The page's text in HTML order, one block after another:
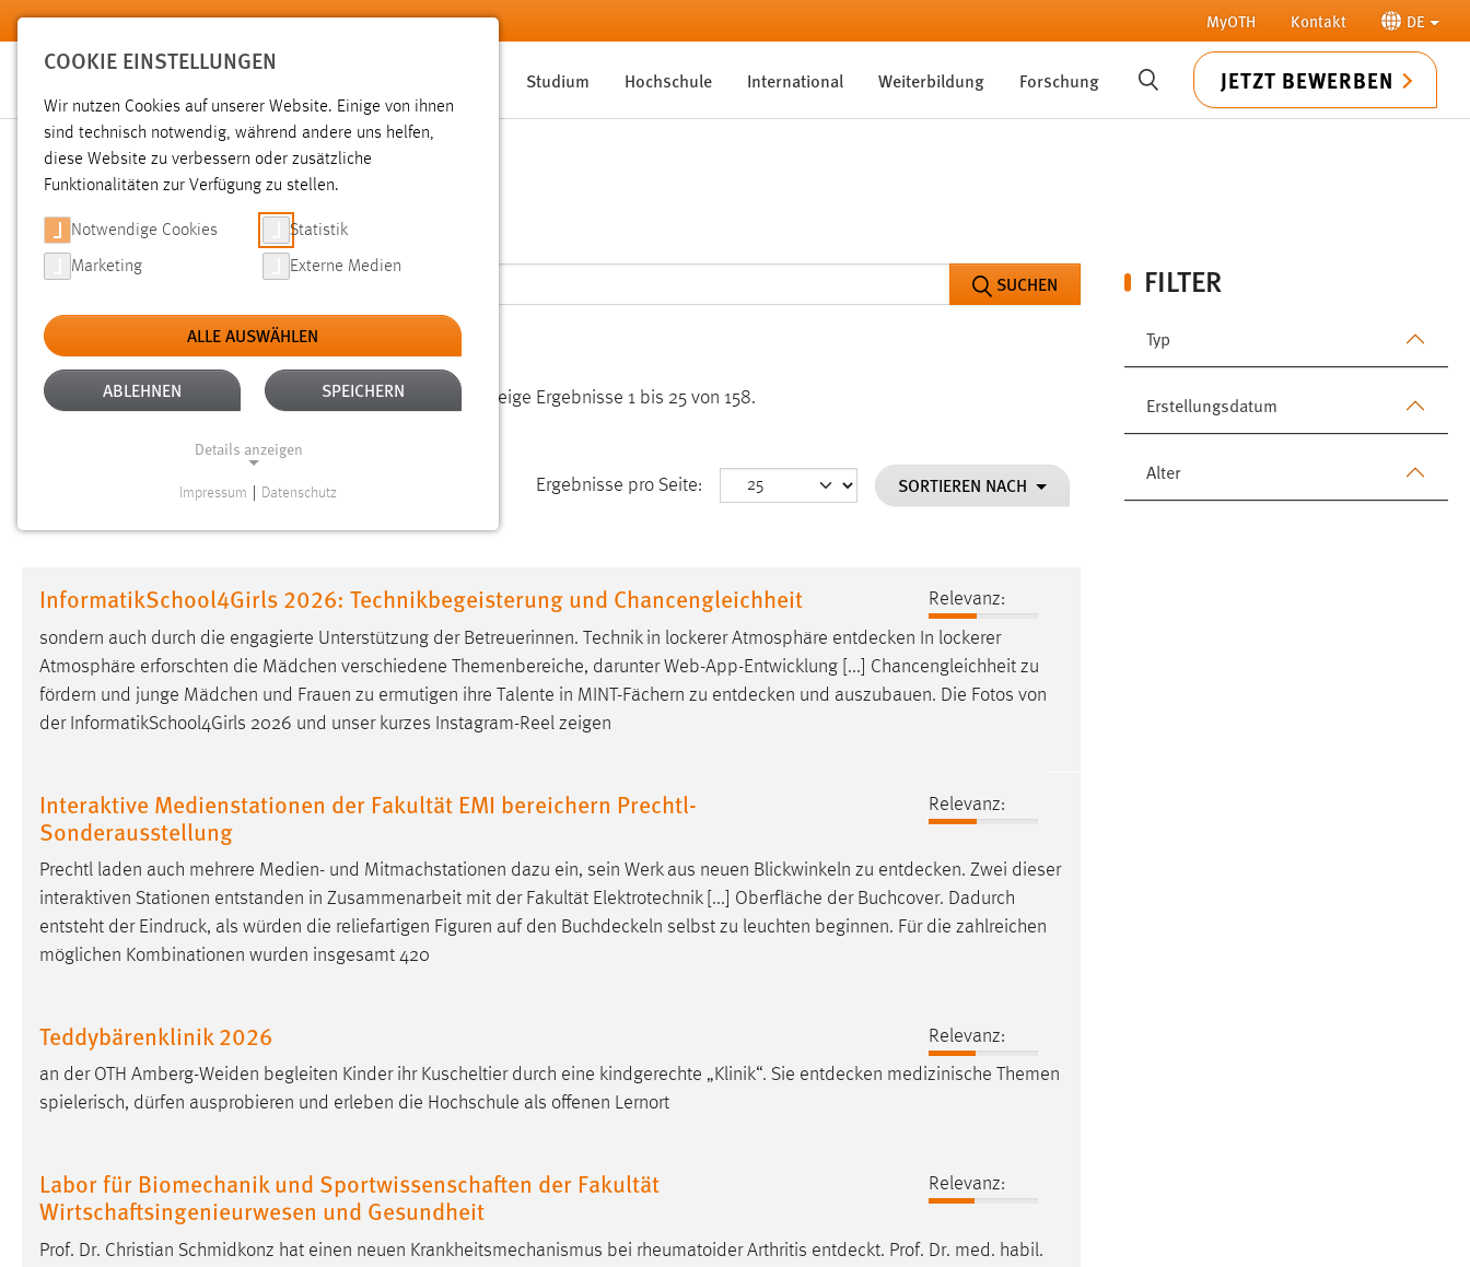
Zum Hauptinhalt springen MyOTH Kontakt DE
Studium Hochschule International Weiterbildung Forschung SUCHE JETZT BEWERBEN
SUCHE
FILTER
Typ
Erstellungsdatum
Alter
SUCHEN
Aktive Filter: TYP: SEITEN ALLE FILTER ENTFERNEN
Gesucht nach "deck". Es wurden 158 Ergebnisse gefunden. Zeige Ergebnisse 1 bis 25 von 158.
Ergebnisse pro Seite: SORTIEREN NACH
InformatikSchool4Girls 2026: Technikbegeisterung und Chancengleichheit
Relevanz:
sondern auch durch die engagierte Unterstützung der Betreuerinnen. Technik in lockerer Atmosphäre entdecken In lockerer
Atmosphäre erforschten die Mädchen verschiedene Themenbereiche, darunter Web-App-Entwicklung [...] Chancengleichheit zu
fördern und junge Mädchen und Frauen zu ermutigen ihre Talente in MINT-Fächern zu entdecken und auszubauen. Die Fotos von
der InformatikSchool4Girls 2026 und unser kurzes Instagram-Reel zeigen
Interaktive Medienstationen der Fakultät EMI bereichern Prechtl-
Sonderausstellung
Relevanz:
Prechtl laden auch mehrere Medien- und Mitmachstationen dazu ein, sein Werk aus neuen Blickwinkeln zu entdecken. Zwei dieser
interaktiven Stationen entstanden in Zusammenarbeit mit der Fakultät Elektrotechnik [...] Oberfläche der Buchcover. Dadurch
entsteht der Eindruck, als würden die reliefartigen Figuren auf den Buchdeckeln selbst zu leuchten beginnen. Für die zahlreichen
möglichen Kombinationen wurden insgesamt 420
Teddybärenklinik 2026
Relevanz:
an der OTH Amberg-Weiden begleiten Kinder ihr Kuscheltier durch eine kindgerechte „Klinik“. Sie entdecken medizinische Themen
spielerisch, dürfen ausprobieren und erleben die Hochschule als offenen Lernort
Labor für Biomechanik und Sportwissenschaften der Fakultät
Wirtschaftsingenieurwesen und Gesundheit
Relevanz:
Prof. Dr. Christian Schmidkonz hat einen neuen Krankheitsmechanismus bei rheumatoider Arthritis entdeckt. Prof. Dr. med. habil.
COOKIE EINSTELLUNGEN
Wir nutzen Cookies auf unserer Website. Einige von ihnen
sind technisch notwendig, während andere uns helfen,
diese Website zu verbessern oder zusätzliche
Funktionalitäten zur Verfügung zu stellen.
Notwendige Cookies Statistik
Marketing Externe Medien
ALLE AUSWÄHLEN
ABLEHNEN SPEICHERN
Details anzeigen
Website erforderlich.
Einverständnis
Name: cookie_consent
Dieser Cookie speichert die
Cookie Laufzeit: 1 Jahr
Performance
Name: staticfilecache
Sprachpräferenz
Zweck:
Sprache der Website.
Impressum Datenschutz